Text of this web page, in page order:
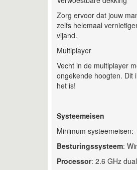
Zorg ervoor dat jouw
zelfs helemaal
vijand.
Multiplayer
Vecht in de multiplayer
ongekende hoogten. Dit
het is!
Systeemeisen
Minimum systeemeisen:
Besturingssysteem:
Processor: 2.6 GHz